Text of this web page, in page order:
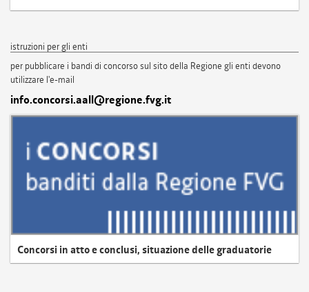
istruzioni per gli enti
per pubblicare i bandi di concorso sul sito della Regione gli enti devono
utilizzare l'e-mail
info.concorsi.aall@regione.fvg.it
Concorsi in atto e conclusi, situazione delle graduatorie